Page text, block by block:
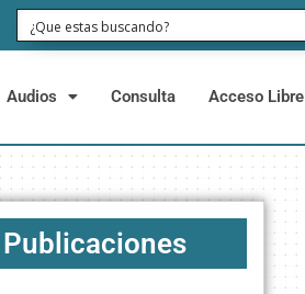
Audios Consulta Acceso Libre